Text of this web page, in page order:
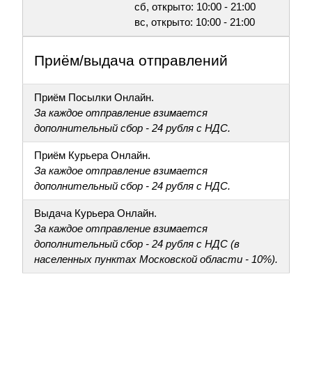
сб, открыто: 10:00 - 21:00
вс, открыто: 10:00 - 21:00
Приём/выдача отправлений
Приём Посылки Онлайн.
За каждое отправление взимается
дополнительный сбор - 24 рубля с НДС.
Приём Курьера Онлайн.
За каждое отправление взимается
дополнительный сбор - 24 рубля с НДС.
Выдача Курьера Онлайн.
За каждое отправление взимается
дополнительный сбор - 24 рубля с НДС (в
населенных пунктах Московской области - 10%).